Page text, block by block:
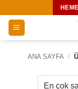
atla
ANA SAYFA /